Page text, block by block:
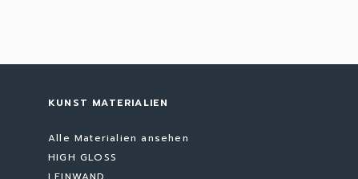
KUNST MATERIALIEN
Alle Materialien ansehen
HIGH GLOSS